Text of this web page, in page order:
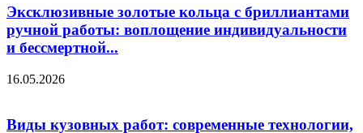
Эксклюзивные золотые кольца с бриллиантами
ручной работы: воплощение индивидуальности
и бессмертной...
16.05.2026
Виды кузовных работ: современные технологии,